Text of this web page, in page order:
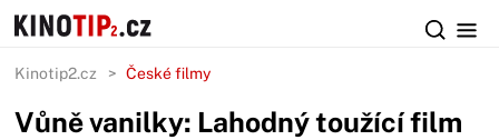
Kinotip2.cz České filmy
Vůně vanilky: Lahodný toužící film